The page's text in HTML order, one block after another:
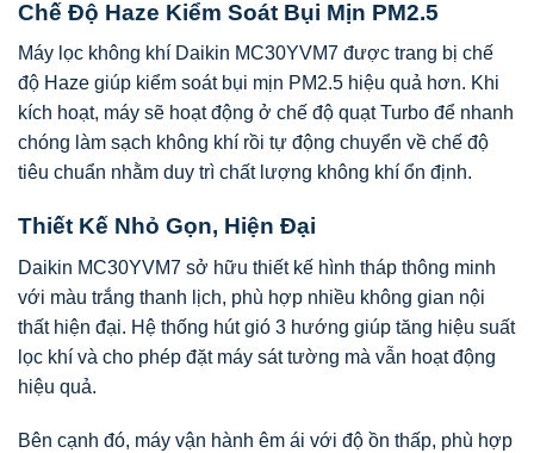
Chế Độ Haze Kiểm Soát Bụi Mịn PM2.5
Máy lọc không khí Daikin MC30YVM7 được trang bị chế
độ Haze giúp kiểm soát bụi mịn PM2.5 hiệu quả hơn. Khi
kích hoạt, máy sẽ hoạt động ở chế độ quạt Turbo để nhanh
chóng làm sạch không khí rồi tự động chuyển về chế độ
tiêu chuẩn nhằm duy trì chất lượng không khí ổn định.
Thiết Kế Nhỏ Gọn, Hiện Đại
Daikin MC30YVM7 sở hữu thiết kế hình tháp thông minh
với màu trắng thanh lịch, phù hợp nhiều không gian nội
thất hiện đại. Hệ thống hút gió 3 hướng giúp tăng hiệu suất
lọc khí và cho phép đặt máy sát tường mà vẫn hoạt động
hiệu quả.
Bên cạnh đó, máy vận hành êm ái với độ ồn thấp, phù hợp